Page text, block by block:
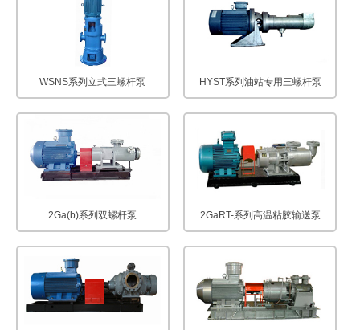
WSNS系列立式三螺杆泵 HYST系列油站专用三螺杆泵
2Ga(b)系列双螺杆泵 2GaRT-系列高温粘胶输送泵